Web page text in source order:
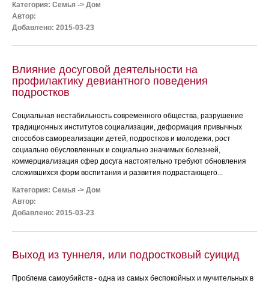
Категория: Семья -> Дом
Автор:
Добавлено: 2015-03-23
Влияние досуговой деятельности на
профилактику девиантного поведения
подростков
Социальная нестабильность современного общества, разрушение
традиционных институтов социализации, деформация привычных
способов самореализации детей, подростков и молодежи, рост
социально обусловленных и социально значимых болезней,
коммерциализация сфер досуга настоятельно требуют обновления
сложившихся форм воспитания и развития подрастающего...
Категория: Семья -> Дом
Автор:
Добавлено: 2015-03-23
Выход из туннеля, или подростковый суицид
Проблема самоубийств - одна из самых беспокойных и мучительных в